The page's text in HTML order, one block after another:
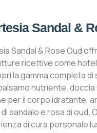
Sandal &
Sandal & Rose Oud
ricettive come
la gamma completa di
nutriente, doccia
per il corpo idratante,
sandalo e rosa di oud.
di cura personale